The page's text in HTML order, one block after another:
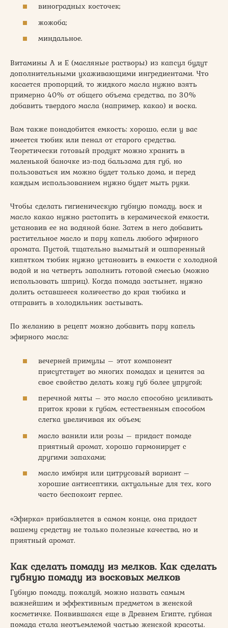
виноградных косточек;
жожоба;
миндальное.
Витамины А и Е (масляные растворы) из капсул будут
дополнительными ухаживающими ингредиентами. Что
касается пропорций, то жидкого масла нужно взять
примерно 40% от общего объема средства, по 30%
добавить твердого масла (например, какао) и воска.
Вам также понадобится емкость: хорошо, если у вас
имеется тюбик или пенал от старого средства.
Теоретически готовый продукт можно хранить в
маленькой баночке из-под бальзама для губ, но
пользоваться им можно будет только дома, и перед
каждым использованием нужно будет мыть руки.
Чтобы сделать гигиеническую губную помаду, воск и
масло какао нужно растопить в керамической емкости,
установив ее на водяной бане. Затем в него добавить
растительное масло и пару капель любого эфирного
аромата. Пустой, тщательно вымытый и ошпаренный
кипятком тюбик нужно установить в емкости с холодной
водой и на четверть заполнить готовой смесью (можно
использовать шприц). Когда помада застынет, нужно
долить оставшееся количество до края тюбика и
отправить в холодильник застывать.
По желанию в рецепт можно добавить пару капель
эфирного масла:
вечерней примулы – этот компонент
присутствует во многих помадах и ценится за
свое свойство делать кожу губ более упругой;
перечной мяты – это масло способно усиливать
приток крови к губам, естественным способом
слегка увеличивая их объем;
масло ванили или розы – придаст помаде
приятный аромат, хорошо гармонирует с
другими запахами;
масло имбиря или цитрусовый вариант –
хорошие антисептики, актуальные для тех, кого
часто беспокоит герпес.
«Эфирка» прибавляется в самом конце, она придаст
вашему средству не только полезные качества, но и
приятный аромат.
Как сделать помаду из мелков. Как сделать
губную помаду из восковых мелков
Губную помаду, пожалуй, можно назвать самым
важнейшим и эффективным предметом в женской
косметичке. Появившаяся еще в Древнем Египте, губная
помада стала неотъемлемой частью женской красоты.